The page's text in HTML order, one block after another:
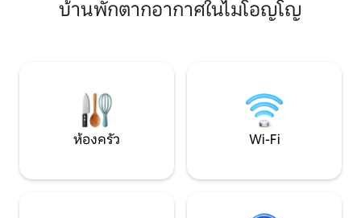
เครือข่าย Wi-Fi และทีวีขนาด 42 "พร้อมการ
ไมโครเวฟเตาแม่เหล็กไฟฟ้าพร้อมเครื่องดูด
ควันและอาหารเช้ารวมถึงอุปกรณ์สำหรับ
เตรียมอาหาร นอกจากนี้เพื่อให้ในระหว่าง
การเข้าพักของคุณคุณสามารถเพลิดเพลิน
ไปกับวิวที่งดงามเหนือทะเลห้องสวีทของ
ชุดรับประทานอาหารกลางแจ้งและเก้าอี้
โดยตรง 🛌 1 ห้องนอนเตียงคิงไซส์ ห้อง🌄
นั่งเล่น/ห้องรับประทานอ
เหมาะสำหรับการ
ทางเหนือ!
บ้านพักตากอากาศในไมโอญโญ
ห้องครัว Wi-Fi